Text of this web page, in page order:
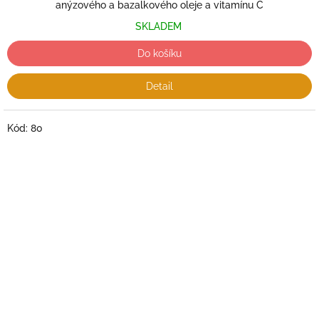
anýzového a bazalkového oleje a vitamínu C
SKLADEM
Do košíku
Detail
Kód: 80